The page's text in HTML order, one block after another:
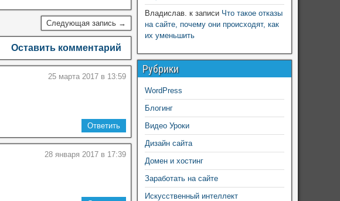
Следующая запись →
Оставить комментарий
25 марта 2017 в 13:59
Ответить
28 января 2017 в 17:39
Владислав. к записи Что такое отказы
на сайте, почему они происходят, как
их уменьшить
Рубрики
WordPress
Блогинг
Видео Уроки
Дизайн сайта
Домен и хостинг
Заработать на сайте
Искусственный интеллект